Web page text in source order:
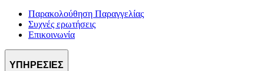
Παρακολούθηση Παραγγελίας
Συχνές ερωτήσεις
Επικοινωνία
ΥΠΗΡΕΣΙΕΣ